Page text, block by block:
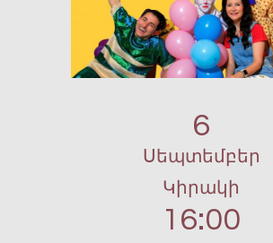
6
Սեպտեմբեր
Կիրակի
16:00